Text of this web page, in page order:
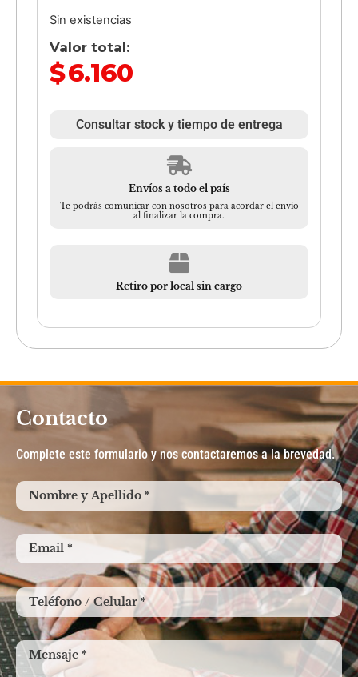
Sin existencias
Valor total:
$6.160
Consultar stock y tiempo de entrega
Envíos a todo el país
Te podrás comunicar con nosotros para acordar el envío
al finalizar la compra.
Retiro por local sin cargo
Contacto
Complete este formulario y nos contactaremos a la brevedad.